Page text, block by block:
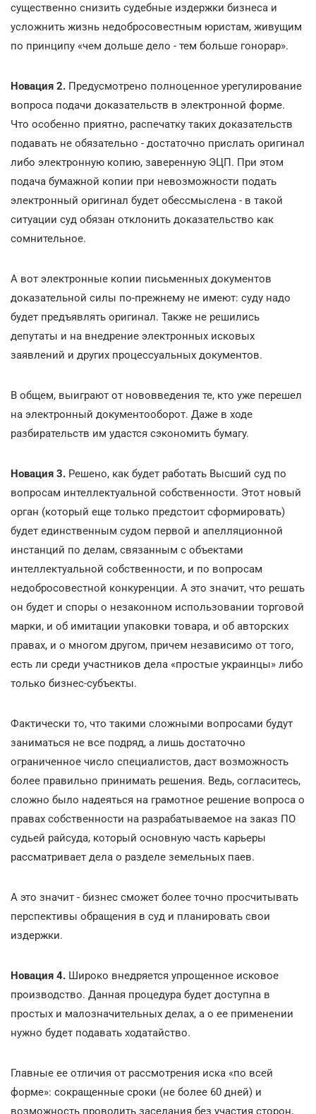
существенно снизить судебные издержки бизнеса и
усложнить жизнь недобросовестным юристам, живущим
по принципу «чем дольше дело - тем больше гонорар».
Новация 2. Предусмотрено полноценное урегулирование
вопроса подачи доказательств в электронной форме.
Что особенно приятно, распечатку таких доказательств
подавать не обязательно - достаточно прислать оригинал
либо электронную копию, заверенную ЭЦП. При этом
подача бумажной копии при невозможности подать
электронный оригинал будет обессмыслена - в такой
ситуации суд обязан отклонить доказательство как
сомнительное.
А вот электронные копии письменных документов
доказательной силы по-прежнему не имеют: суду надо
будет предъявлять оригинал. Также не решились
депутаты и на внедрение электронных исковых
заявлений и других процессуальных документов.
В общем, выиграют от нововведения те, кто уже перешел
на электронный документооборот. Даже в ходе
разбирательств им удастся сэкономить бумагу.
Новация 3. Решено, как будет работать Высший суд по
вопросам интеллектуальной собственности. Этот новый
орган (который еще только предстоит сформировать)
будет единственным судом первой и апелляционной
инстанций по делам, связанным с объектами
интеллектуальной собственности, и по вопросам
недобросовестной конкуренции. А это значит, что решать
он будет и споры о незаконном использовании торговой
марки, и об имитации упаковки товара, и об авторских
правах, и о многом другом, причем независимо от того,
есть ли среди участников дела «простые украинцы» либо
только бизнес-субъекты.
Фактически то, что такими сложными вопросами будут
заниматься не все подряд, а лишь достаточно
ограниченное число специалистов, даст возможность
более правильно принимать решения. Ведь, согласитесь,
сложно было надеяться на грамотное решение вопроса о
правах собственности на разрабатываемое на заказ ПО
судьей райсуда, который основную часть карьеры
рассматривает дела о разделе земельных паев.
А это значит - бизнес сможет более точно просчитывать
перспективы обращения в суд и планировать свои
издержки.
Новация 4. Широко внедряется упрощенное исковое
производство. Данная процедура будет доступна в
простых и малозначительных делах, а о ее применении
нужно будет подавать ходатайство.
Главные ее отличия от рассмотрения иска «по всей
форме»: сокращенные сроки (не более 60 дней) и
возможность проводить заседания без участия сторон,